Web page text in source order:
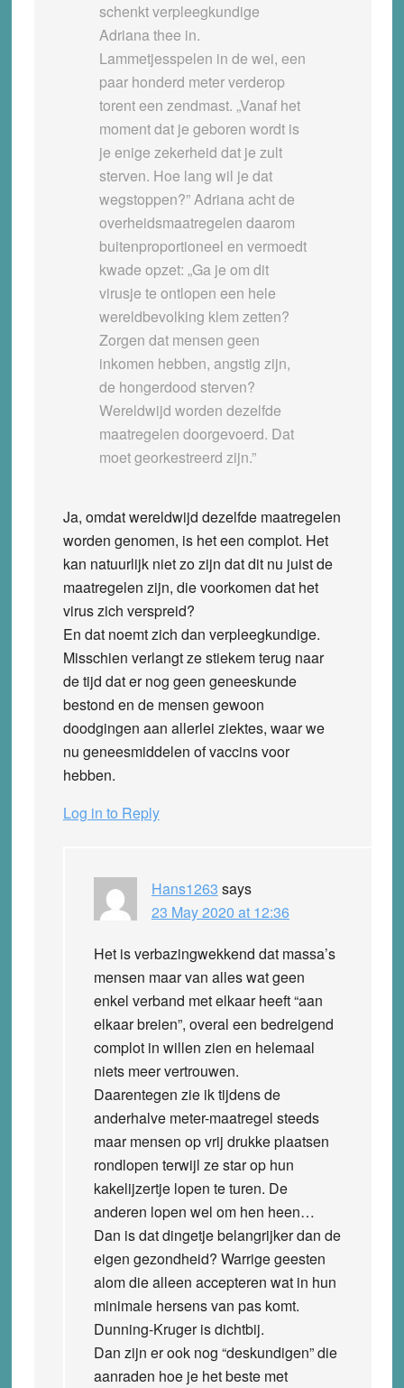
schenkt verpleegkundige
Adriana thee in.
Lammetjesspelen in de wei, een
paar honderd meter verderop
torent een zendmast. „Vanaf het
moment dat je geboren wordt is
je enige zekerheid dat je zult
sterven. Hoe lang wil je dat
wegstoppen?” Adriana acht de
overheidsmaatregelen daarom
buitenproportioneel en vermoedt
kwade opzet: „Ga je om dit
virusje te ontlopen een hele
wereldbevolking klem zetten?
Zorgen dat mensen geen
inkomen hebben, angstig zijn,
de hongerdood sterven?
Wereldwijd worden dezelfde
maatregelen doorgevoerd. Dat
moet georkestreerd zijn.”
Ja, omdat wereldwijd dezelfde maatregelen
worden genomen, is het een complot. Het
kan natuurlijk niet zo zijn dat dit nu juist de
maatregelen zijn, die voorkomen dat het
virus zich verspreid?
En dat noemt zich dan verpleegkundige.
Misschien verlangt ze stiekem terug naar
de tijd dat er nog geen geneeskunde
bestond en de mensen gewoon
doodgingen aan allerlei ziektes, waar we
nu geneesmiddelen of vaccins voor
hebben.
Log in to Reply
Hans1263 says
23 May 2020 at 12:36
Het is verbazingwekkend dat massa’s
mensen maar van alles wat geen
enkel verband met elkaar heeft “aan
elkaar breien”, overal een bedreigend
complot in willen zien en helemaal
niets meer vertrouwen.
Daarentegen zie ik tijdens de
anderhalve meter-maatregel steeds
maar mensen op vrij drukke plaatsen
rondlopen terwijl ze star op hun
kakelijzertje lopen te turen. De
anderen lopen wel om hen heen…
Dan is dat dingetje belangrijker dan de
eigen gezondheid? Warrige geesten
alom die alleen accepteren wat in hun
minimale hersens van pas komt.
Dunning-Kruger is dichtbij.
Dan zijn er ook nog “deskundigen” die
aanraden hoe je het beste met